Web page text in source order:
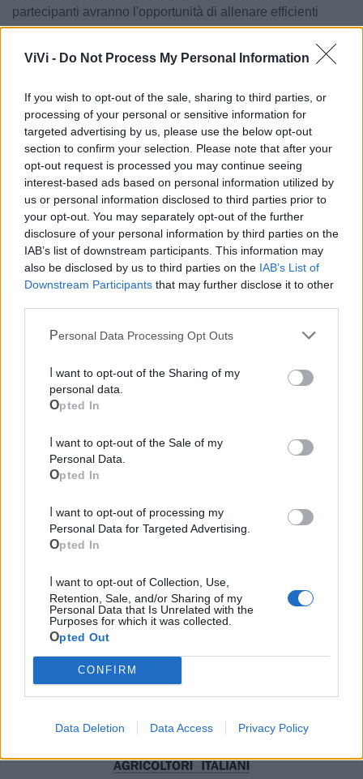
ViVi - Do Not Process My Personal Information
If you wish to opt-out of the sale, sharing to third parties, or
processing of your personal or sensitive information for
targeted advertising by us, please use the below opt-out
section to confirm your selection. Please note that after your
opt-out request is processed you may continue seeing
interest-based ads based on personal information utilized by
us or personal information disclosed to third parties prior to
your opt-out. You may separately opt-out of the further
disclosure of your personal information by third parties on the
IAB’s list of downstream participants. This information may
also be disclosed by us to third parties on the IAB’s List of
Downstream Participants that may further disclose it to other
Personal Data Processing Opt Outs
personal data.
Opted In
Personal Data.
Opted In
Personal Data for Targeted Advertising.
Opted In
Retention, Sale, and/or Sharing of my
Personal Data that Is Unrelated with the
Purposes for which it was collected.
Opted Out
CONFIRM
Data Deletion Data Access Privacy Policy
partecipanti avranno l'opportunità di allenare efficienti
tecniche di liberazione e contrattacco, imparando al
contempo a prendere piena consapevolezza della sacralità
vitale, così da porsi con fermezza di fronte a qualsiasi
forma di mancanza di rispetto.
Le notizie del giorno sul tuo smartphone
Ricevi gratuitamente ogni giorno le notizie della tua
città direttamente sul tuo smartphone. Scarica Telegram
eclicca qui
Mondo CIA